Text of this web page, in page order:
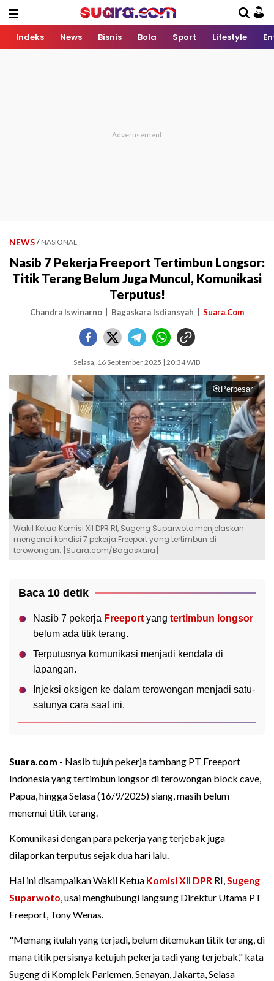
Indeks News Bisnis Bola Sport Lifestyle
NEWS / NASIONAL
Nasib 7 Pekerja Freeport Tertimbun Longsor:
Titik Terang Belum Juga Muncul, Komunikasi
Terputus!
Chandra Iswinarno Bagaskara Isdiansyah Suara.Com
Selasa, 16 September 2025 | 20:34 WIB
Perbesar
Wakil Ketua Komisi XII DPR RI, Sugeng Suparwoto menjelaskan
mengenai kondisi 7 pekerja Freeport yang tertimbun di
terowongan. [Suara.com/Bagaskara]
Baca 10 detik
Nasib 7 pekerja Freeport yang tertimbun longsor
belum ada titik terang.
Terputusnya komunikasi menjadi kendala di
lapangan.
Injeksi oksigen ke dalam terowongan menjadi satu-
satunya cara saat ini.
Suara.com - Nasib tujuh pekerja tambang PT Freeport
Indonesia yang tertimbun longsor di terowongan block cave,
Papua, hingga Selasa (16/9/2025) siang, masih belum
menemui titik terang.
Komunikasi dengan para pekerja yang terjebak juga
dilaporkan terputus sejak dua hari lalu.
Hal ini disampaikan Wakil Ketua Komisi XII DPR RI,Sugeng
Suparwoto, usai menghubungi langsung Direktur Utama PT
Freeport, Tony Wenas.
"Memang itulah yang terjadi, belum ditemukan titik terang, di
mana titik persisnya ketujuh pekerja tadi yang terjebak," kata
Sugeng di Komplek Parlemen, Senayan, Jakarta, Selasa